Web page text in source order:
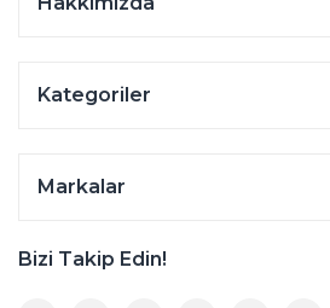
Kategoriler
Markalar
Bizi Takip Edin!